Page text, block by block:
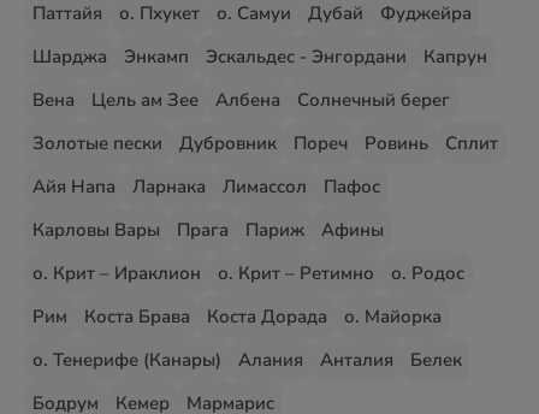
Паттайя
о. Пхукет о. Самуи Дубай
Фуджейра
Шарджа
Энкамп Эскальдес - Энгордани
Капрун
Вена
Цель ам Зее Албена
Солнечный берег
Золотые пески
Дубровник Пореч Ровинь
Сплит
Айя Напа
Ларнака Лимассол
Пафос
Карловы Вары
Прага Париж
Афины
о. Крит – Ираклион
о. Крит – Ретимно
о. Родос
Рим
Коста Брава Коста Дорада
о. Майорка
о. Тенерифе (Канары)
Алания Анталия
Белек
Бодрум
Кемер Мармарис